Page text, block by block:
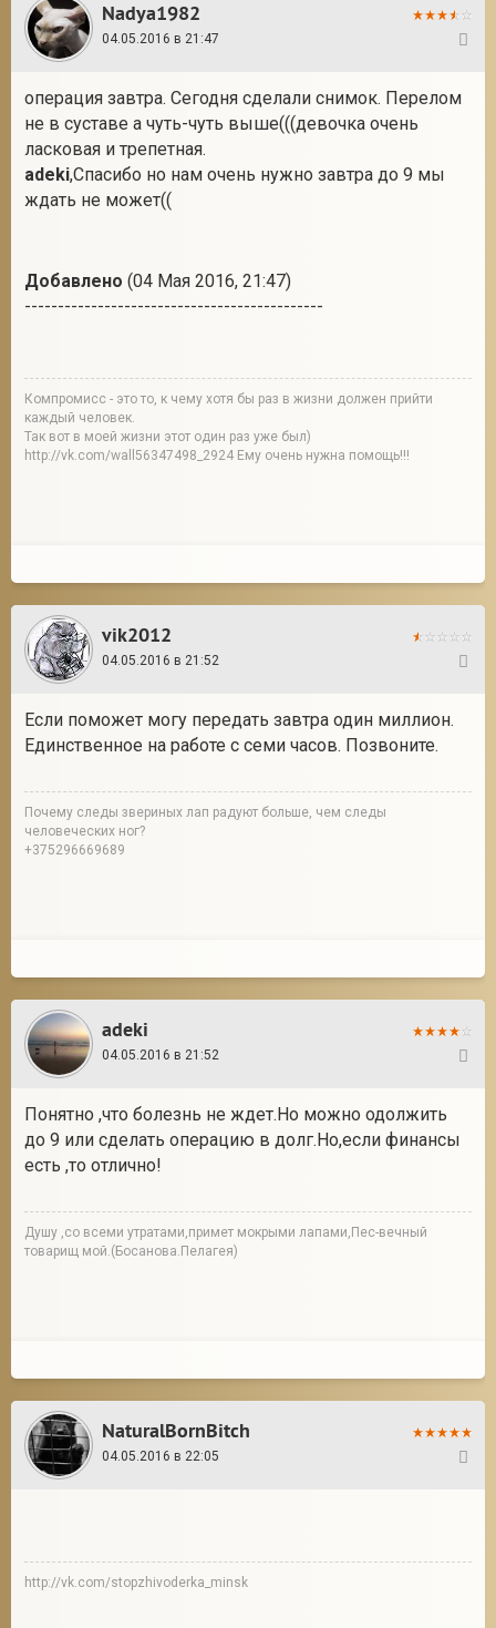
Nadya1982
04.05.2016 в 21:47
операция завтра. Сегодня сделали снимок. Перелом
не в суставе а чуть-чуть выше(((девочка очень
ласковая и трепетная.
adeki,Спасибо но нам очень нужно завтра до 9 мы
ждать не может((
Добавлено (04 Мая 2016, 21:47)
---------------------------------------------
Компромисс - это то, к чему хотя бы раз в жизни должен прийти
каждый человек.
Так вот в моей жизни этот один раз уже был)
http://vk.com/wall56347498_2924 Ему очень нужна помощь!!!
vik2012
04.05.2016 в 21:52
Если поможет могу передать завтра один миллион.
Единственное на работе с семи часов. Позвоните.
Почему следы звериных лап радуют больше, чем следы
человеческих ног?
+375296669689
adeki
04.05.2016 в 21:52
Понятно ,что болезнь не ждет.Но можно одолжить
до 9 или сделать операцию в долг.Но,если финансы
есть ,то отлично!
Душу ,со всеми утратами,примет мокрыми лапами,Пес-вечный
товарищ мой.(Босанова.Пелагея)
NaturalBornBitch
04.05.2016 в 22:05
http://vk.com/stopzhivoderka_minsk